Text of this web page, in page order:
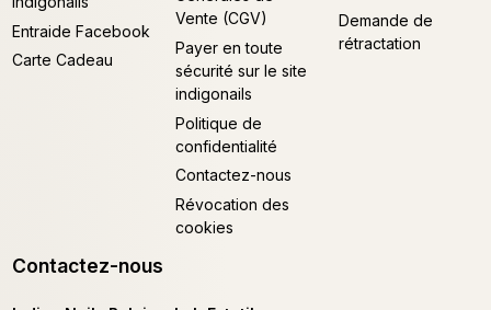
Entraide Facebook
Carte Cadeau
Vente (CGV)
Payer en toute
sécurité sur le site
indigonails
Politique de
confidentialité
Contactez-nous
Révocation des
cookies
Demande de
rétractation
Contactez-nous